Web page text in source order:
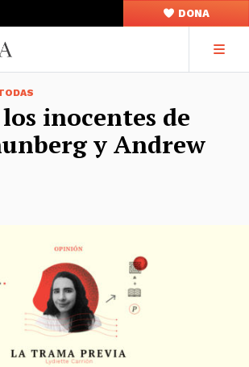
DONA
inocentes de
y Andrew